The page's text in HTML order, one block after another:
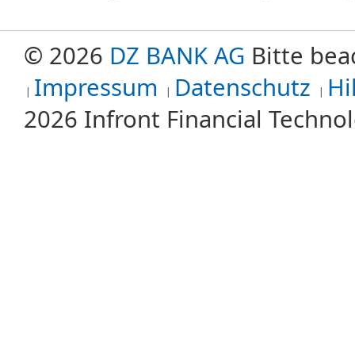
© 2026 DZ BANK AG Bitte
Impressum
Datenschutz
2026 Infront Financial